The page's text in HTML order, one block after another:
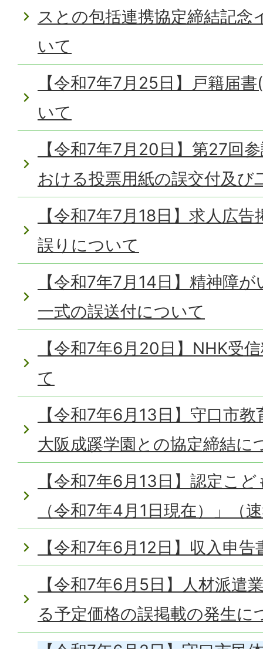
スとの包括連携協定締結記念
いて
【令和7年7月25日】戸籍届
いて
【令和7年7月20日】第27回
おける投票用紙の誤交付及び
【令和7年7月18日】求人広
誤りについて
【令和7年7月14日】精神障
一式の誤送付について
【令和7年6月20日】NHK受
て
【令和7年6月13日】守口市
大阪成蹊学園との協定締結に
【令和7年6月13日】認定こ
（令和7年4月1日現在）」（
【令和7年6月12日】収入申
【令和7年6月5日】人材派遣
る予定価格の誤掲載の発生に